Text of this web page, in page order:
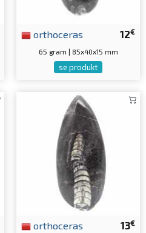
12€
orthoceras
65 gram | 85x40x15 mm
se produkt
13€
orthoceras